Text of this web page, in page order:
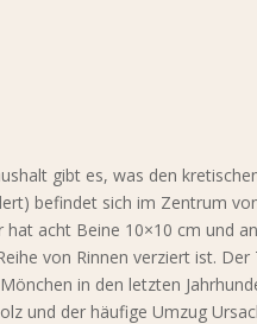
gibt es, was den
befindet sich im Zentrum
acht Beine 10×10 cm und
von Rinnen verziert ist.
in den letzten
und der häufige Umzug